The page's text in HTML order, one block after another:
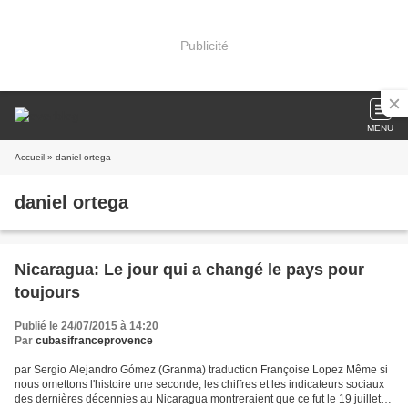
Publicité
MENU
Accueil » daniel ortega
daniel ortega
Nicaragua: Le jour qui a changé le pays pour
toujours
Publié le 24/07/2015 à 14:20
Par cubasifranceprovence
par Sergio Alejandro Gómez (Granma) traduction Françoise Lopez Même si
nous omettons l'histoire une seconde, les chiffres et les indicateurs sociaux
des dernières décennies au Nicaragua montreraient que ce fut le 19 juillet